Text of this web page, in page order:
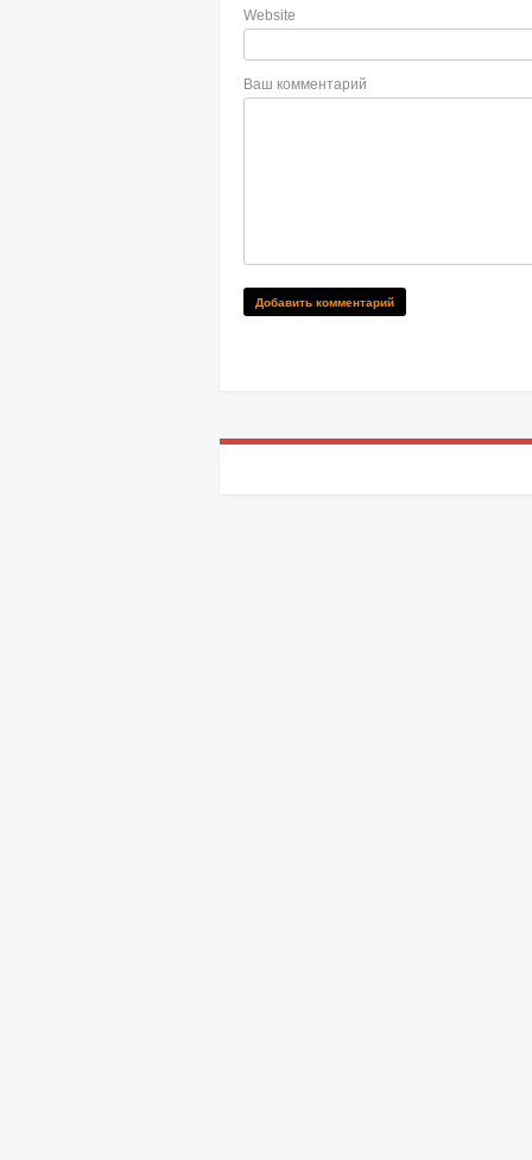
Website
Ваш комментарий